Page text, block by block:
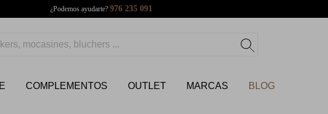
¿Podemos ayudarte? 976 235 091
COMPLEMENTOS OUTLET MARCAS BLOG